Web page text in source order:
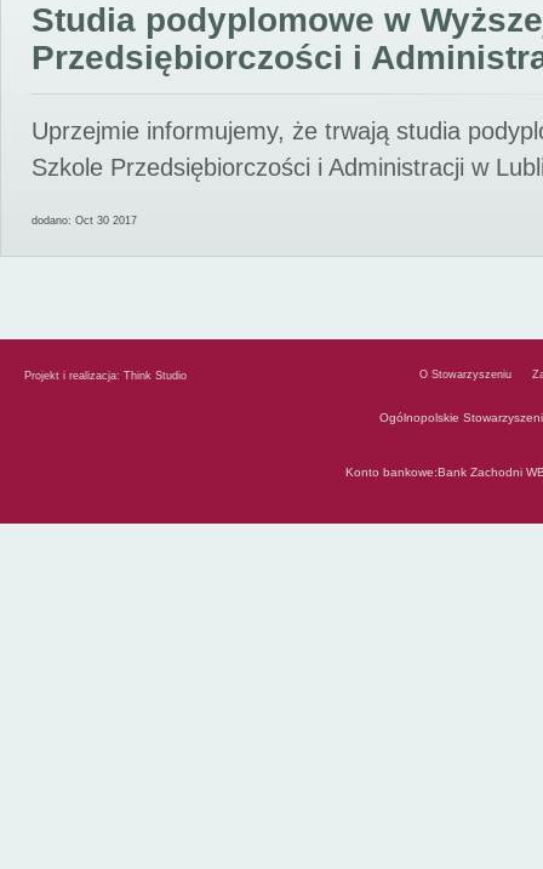
Studia podyplomowe w
Przedsiębiorczości i
Uprzejmie informujemy, że trwają studia
Szkole Przedsiębiorczości i Administracji w
dodano: Oct 30 2017
Projekt i realizacja: Think Studio O Stowarzyszeniu
Ogólnopolskie
Konto bankowe:Bank Zachodni